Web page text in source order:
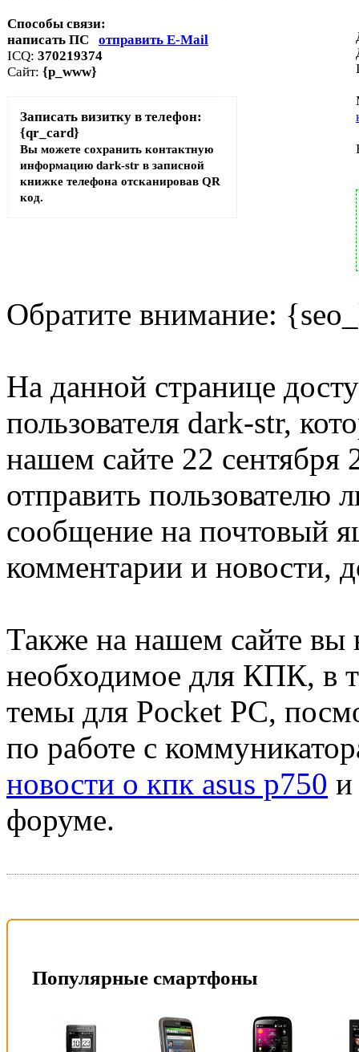
Способы связи:
написать ПС отправить E-Mail
ICQ: 370219374
Сайт: {p_www}
Записать визитку в телефон:
{qr_card}
Вы можете сохранить контактную
информацию dark-str в записной
книжке телефона отсканировав QR
код.
Обратите внимание:
На данной странице
пользователя dark-str,
нашем сайте 22
отправить пользователю
сообщение на почтовый
комментарии и новости,
Также на нашем сайте вы
необходимое для КПК, в
темы для Pocket PC,
по работе с
новости о кпк asus p750 и
форуме.
Популярные смартфоны